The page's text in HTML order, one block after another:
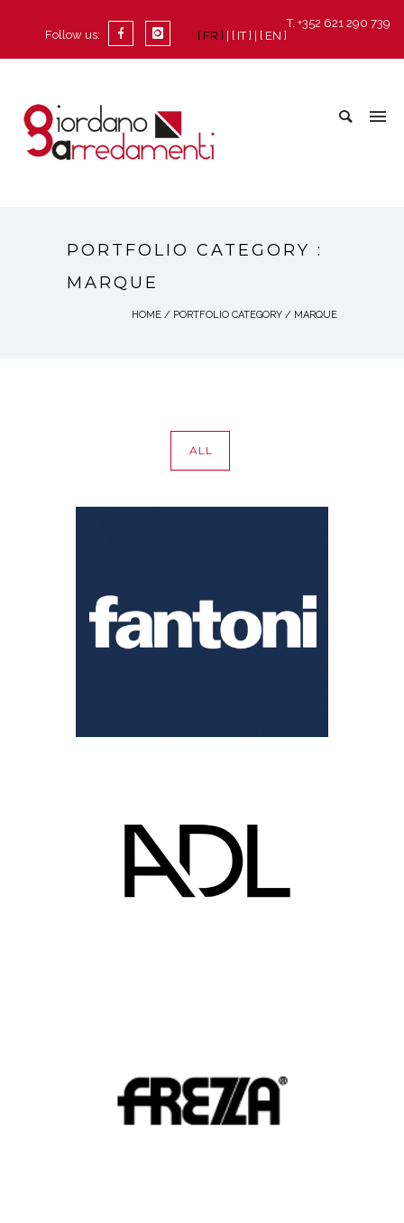
T. +352 621 290 739
[ FR ]
[ IT ] [ EN ]
Follow us:
PORTFOLIO CATEGORY :
MARQUE
HOME / PORTFOLIO CATEGORY / MARQUE
ALL
FANTONI
Cuisine ·Marque
Cuisine·Marque
FREZZA
Marque